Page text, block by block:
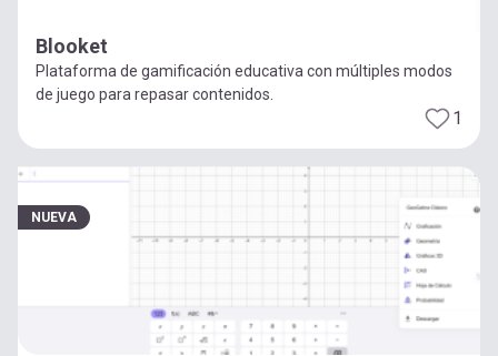
Blooket
Plataforma de gamificación educativa con múltiples modos
de juego para repasar contenidos.
1
NUEVA